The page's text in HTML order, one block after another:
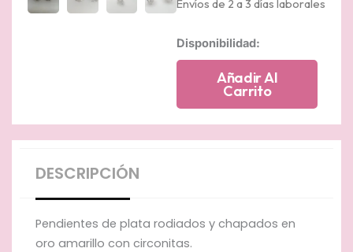
Envíos de 2 a 3 días laborales
Disponibilidad:
Pendientes
bicolor
Añadir Al
Carrito
DESCRIPCIÓN
Pendientes de plata rodiados y chapados en
oro amarillo con circonitas.